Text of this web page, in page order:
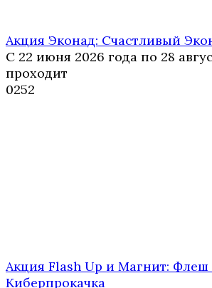
Акция Эконад: Счастливый
С 22 июня 2026 года по 28
проходит
0252
Акция Flash Up и Магнит: Флеш
Киберпрокачка